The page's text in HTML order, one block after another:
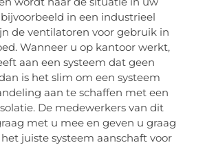
in een industrieel
de ventilatoren voor gebruik in
Wanneer u op kantoor werkt,
aan een systeem dat geen
is het slim om een systeem
aan te schaffen met een
De medewerkers van dit
met u mee en geven u graag
juiste systeem aanschaft voor